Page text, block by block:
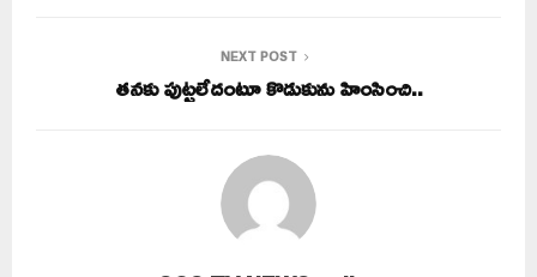
NEXT POST
తనకు పుట్టలేదంటూ కొడుకును హింసించి..